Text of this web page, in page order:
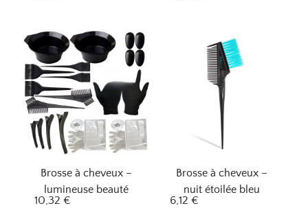
Brosse à cheveux –
lumineuse beauté
10,32 €
Brosse à cheveux –
nuit étoilée bleu
6,12 €